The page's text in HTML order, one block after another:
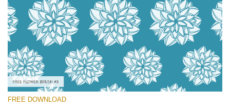
FREE DOWNLOAD